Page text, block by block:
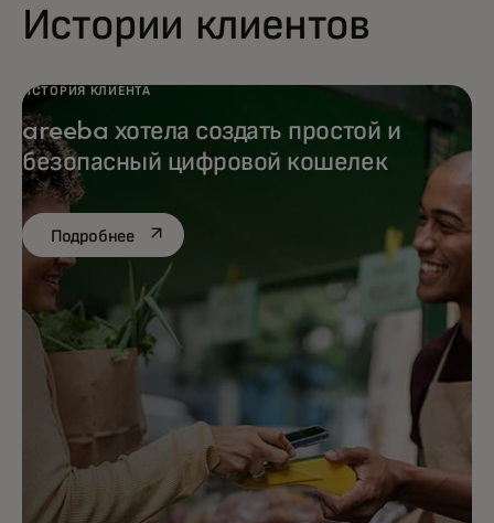
Истории клиентов
ИСТОРИЯ КЛИЕНТА
areeba хотела создать простой и
безопасный цифровой кошелек
Подробнееopens in a new tab